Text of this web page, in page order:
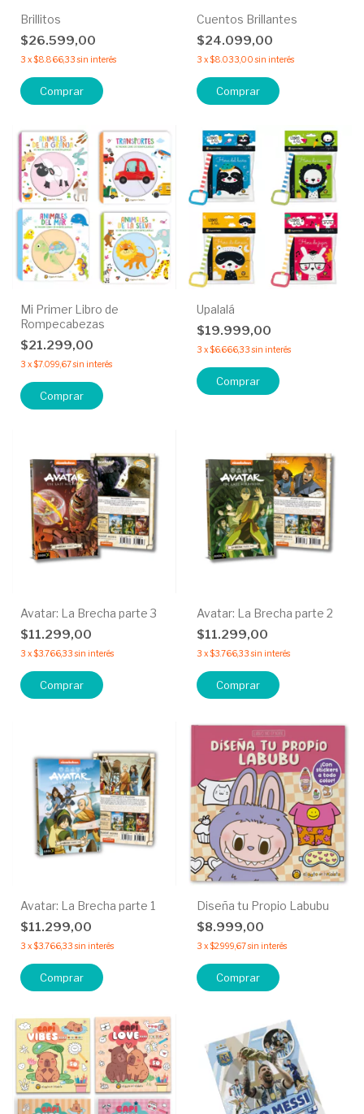
Brillitos
$26.599,00
3 x$8.866,33 sin interés
Comprar
Cuentos Brillantes
$24.099,00
3 x$8.033,00 sin interés
Comprar
Mi Primer Libro de
Rompecabezas
$21.299,00
3 x$7.099,67sin interés
Comprar
Upalalá
$19.999,00
3 x$6.666,33 sin interés
Comprar
Avatar: La Brecha parte 3
$11.299,00
3 x$3.766,33 sin interés
Avatar: La Brecha parte 2
$11.299,00
3 x$3.766,33 sin interés
Avatar: La Brecha parte 1
$11.299,00
3 x$3.766,33 sin interés
Diseña tu Propio Labubu
$8.999,00
3 x$2.999,67sin interés